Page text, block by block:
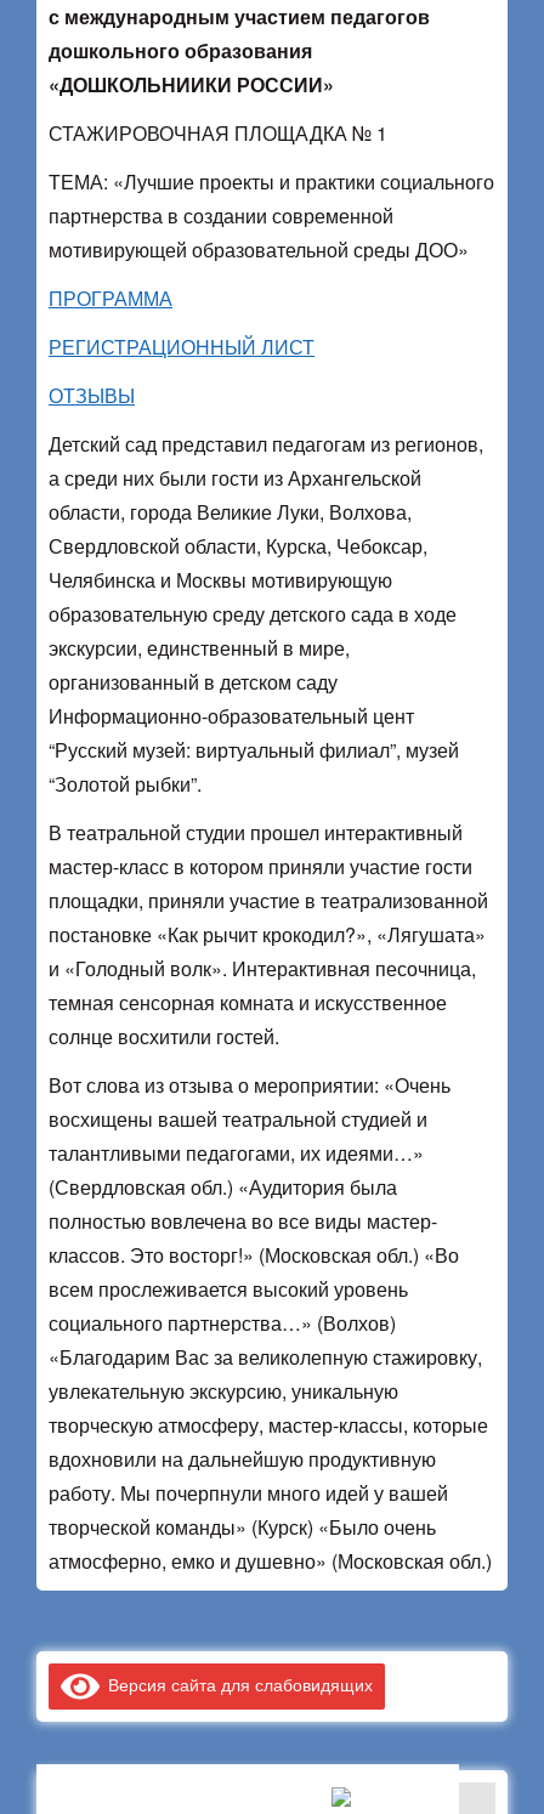
с международным участием педагогов
дошкольного образования
«ДОШКОЛЬНИИКИ РОССИИ»
СТАЖИРОВОЧНАЯ ПЛОЩАДКА № 1
ТЕМА: «Лучшие проекты и практики социального
партнерства в создании современной
мотивирующей образовательной среды ДОО»
ПРОГРАММА
РЕГИСТРАЦИОННЫЙ ЛИСТ
ОТЗЫВЫ
Детский сад представил педагогам из регионов,
а среди них были гости из Архангельской
области, города Великие Луки, Волхова,
Свердловской области, Курска, Чебоксар,
Челябинска и Москвы мотивирующую
образовательную среду детского сада в ходе
экскурсии, единственный в мире,
организованный в детском саду
Информационно-образовательный цент
“Русский музей: виртуальный филиал”, музей
“Золотой рыбки”.
В театральной студии прошел интерактивный
мастер-класс в котором приняли участие гости
площадки, приняли участие в театрализованной
постановке «Как рычит крокодил?», «Лягушата»
и «Голодный волк». Интерактивная песочница,
темная сенсорная комната и искусственное
солнце восхитили гостей.
Вот слова из отзыва о мероприятии: «Очень
восхищены вашей театральной студией и
талантливыми педагогами, их идеями…»
(Свердловская обл.) «Аудитория была
полностью вовлечена во все виды мастер-
классов. Это восторг!» (Московская обл.) «Во
всем прослеживается высокий уровень
социального партнерства…» (Волхов)
«Благодарим Вас за великолепную стажировку,
увлекательную экскурсию, уникальную
творческую атмосферу, мастер-классы, которые
вдохновили на дальнейшую продуктивную
работу. Мы почерпнули много идей у вашей
творческой команды» (Курск) «Было очень
атмосферно, емко и душевно» (Московская обл.)
Версия сайта для слабовидящих